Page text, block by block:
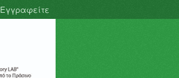
Εγγραφείτε